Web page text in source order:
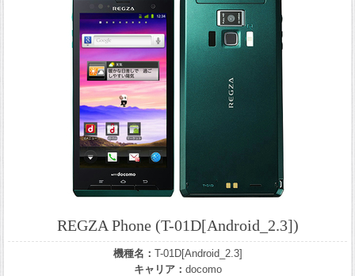
REGZA Phone (T-01D[Android_2.3])
機種名： T-01D[Android_2.3]
キャリア： docomo